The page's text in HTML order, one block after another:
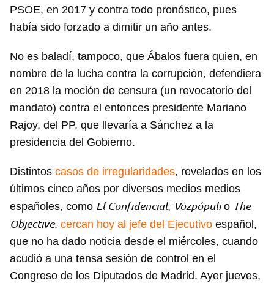
Guardar como favorito
Para poder guardar como favorito, primero has de
iniciar sesión con tu cuenta de 14ymedio.
INICIAR SESIÓN CANCELAR
PSOE, en 2017 y contra todo pronóstico, pues
había sido forzado a dimitir un año antes.
No es baladí, tampoco, que Ábalos fuera quien, en
nombre de la lucha contra la corrupción, defendiera
en 2018 la moción de censura (un revocatorio del
mandato) contra el entonces presidente Mariano
Rajoy, del PP, que llevaría a Sánchez a la
presidencia del Gobierno.
Distintos casos de irregularidades, revelados en los
últimos cinco años por diversos medios medios
españoles, como El Confidencial, Vozpópulio The
Objective, cercan hoy al jefe del Ejecutivo español,
que no ha dado noticia desde el miércoles, cuando
acudió a una tensa sesión de control en el
Congreso de los Diputados de Madrid. Ayer jueves,